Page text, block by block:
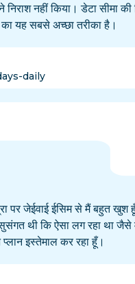
नहीं किया। डेटा सीमा की
यह सबसे अच्छा तरीका है।
daily
पर जेईवाई ईसिम से मैं बहुत खुश
थी कि ऐसा लग रहा था जैसे
इस्तेमाल कर रहा हूँ।